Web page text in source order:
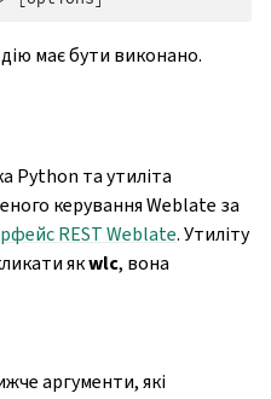
має бути виконано.
Python та утиліта
керування Weblate за
REST Weblate. Утиліту
якwlc, вона
аргументи, які